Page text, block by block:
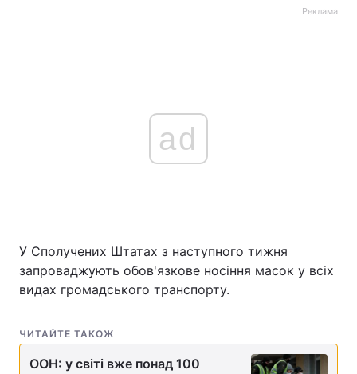
Головна Війна
Україна Політика
Економіка
Спорт Наука
Реклама
ad
У Сполучених Штатах з наступного тижня
запроваджують обов'язкове носіння масок у всіх
видах громадського транспорту.
ЧИТАЙТЕ ТАКОЖ
ООН: у світі вже понад 100